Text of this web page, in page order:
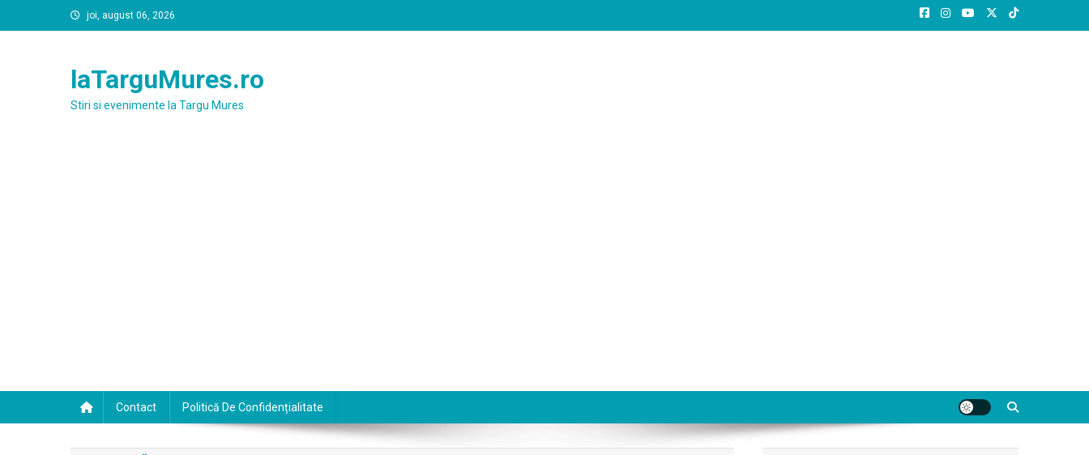
to
joi, august 06, 2026
laTarguMures.ro
Stiri si evenimente la Targu Mures
Contact Politică De Confidențialitate